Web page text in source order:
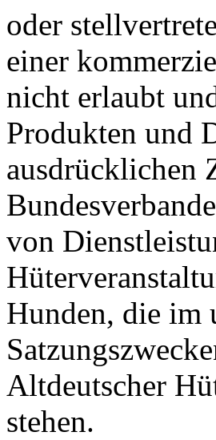
oder
einer
nicht erlaubt
Produkten und
ausdrücklichen
von
Hunden, die im
Altdeutscher
stehen.